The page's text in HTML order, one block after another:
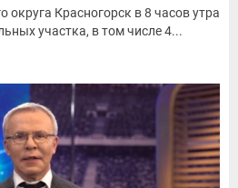
округа Красногорск в 8 часов утра
участка, в том числе 4...